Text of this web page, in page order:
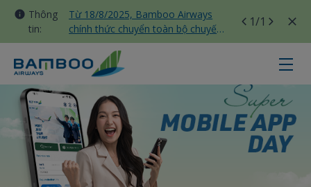
Thông
tin:
Từ 18/8/2025, Bamboo Airways
chính thức chuyển toàn bộ chuyến
bay nội địa sang nhà ga T3 Tân
Sơn Nhất
1/1
Super Mobile App Day - Bamboo